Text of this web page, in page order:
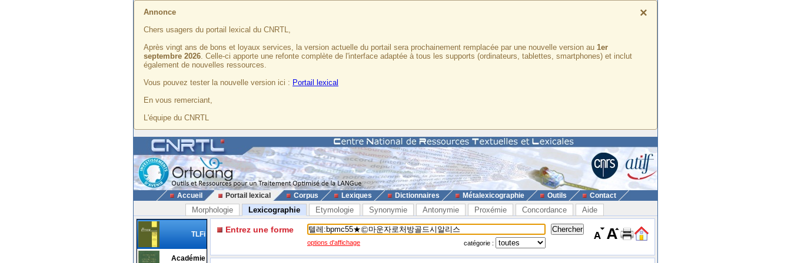
×
Annonce
Chers usagers du portail lexical du CNRTL,
Après vingt ans de bons et loyaux services, la version actuelle du portail sera prochainement remplacée par une nouvelle version au 1er
septembre 2026. Celle-ci apporte une refonte complète de l'interface adaptée à tous les supports (ordinateurs, tablettes, smartphones) et inclut
également de nouvelles ressources.
Vous pouvez tester la nouvelle version ici : Portail lexical
En vous remerciant,
L'équipe du CNRTL
Accueil Portail lexical Corpus Lexiques Dictionnaires Métalexicographie Outils Contact
Morphologie Lexicographie Etymologie Synonymie Antonymie Proxémie Concordance Aide
TLFi
Académie
Entrez une forme
options d'affichage catégorie :